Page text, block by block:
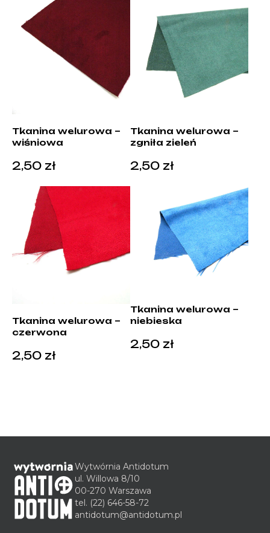
Tkanina welurowa –
wiśniowa
2,50 zł
Tkanina welurowa –
zgniła zieleń
2,50 zł
Tkanina welurowa –
czerwona
2,50 zł
Tkanina welurowa –
niebieska
2,50 zł
Wytwórnia Antidotum
ul. Willowa 8/10
00-270 Warszawa
tel. (22) 646-58-72
antidotum@antidotum.pl